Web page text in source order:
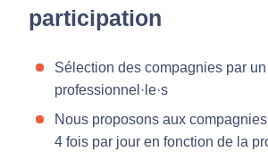
participation
Sélection des compagnies par
professionnel·le·s
Nous proposons aux
4 fois par jour en fonction de la